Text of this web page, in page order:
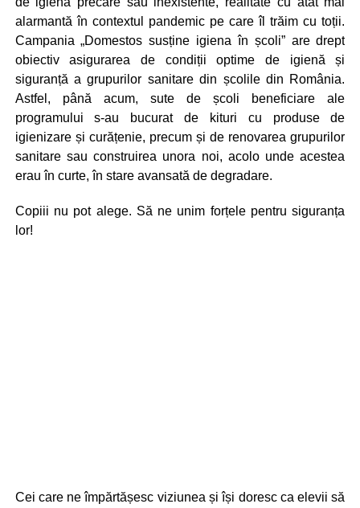
alarmantă în contextul pandemic pe care îl trăim cu toții.
Campania „Domestos susține igiena în școli” are drept
obiectiv asigurarea de condiții optime de igienă și
siguranță a grupurilor sanitare din școlile din România.
Astfel, până acum, sute de școli beneficiare ale
programului s-au bucurat de kituri cu produse de
igienizare și curățenie, precum și de renovarea grupurilor
sanitare sau construirea unora noi, acolo unde acestea
erau în curte, în stare avansată de degradare.
Copiii nu pot alege. Să ne unim forțele pentru siguranța
lor!
Cei care ne împărtășesc viziunea și își doresc ca elevii să